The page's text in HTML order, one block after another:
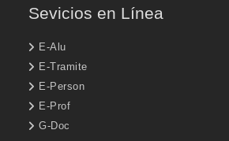
Sevicios en Línea
E-Alu
E-Tramite
E-Person
E-Prof
G-Doc